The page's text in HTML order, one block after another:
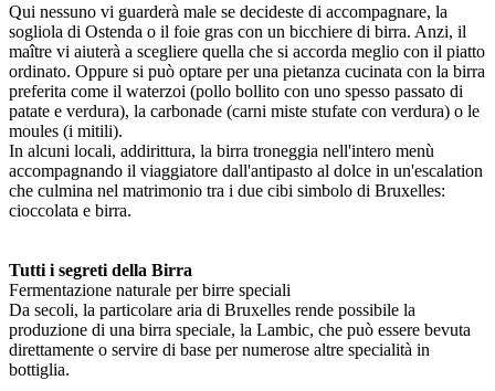
Qui nessuno vi guarderà male se decideste di accompagnare, la
sogliola di Ostenda o il foie gras con un bicchiere di birra. Anzi, il
maître vi aiuterà a scegliere quella che si accorda meglio con il piatto
ordinato. Oppure si può optare per una pietanza cucinata con la birra
preferita come il waterzoi (pollo bollito con uno spesso passato di
patate e verdura), la carbonade (carni miste stufate con verdura) o le
moules (i mitili).
In alcuni locali, addirittura, la birra troneggia nell'intero menù
accompagnando il viaggiatore dall'antipasto al dolce in un'escalation
che culmina nel matrimonio tra i due cibi simbolo di Bruxelles:
cioccolata e birra.
Tutti i segreti della Birra
Fermentazione naturale per birre speciali
Da secoli, la particolare aria di Bruxelles rende possibile la
produzione di una birra speciale, la Lambic, che può essere bevuta
direttamente o servire di base per numerose altre specialità in
bottiglia.